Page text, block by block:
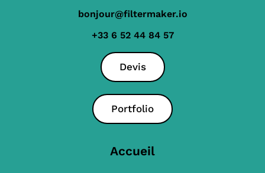
bonjour@filtermaker.io
+33 6 52 44 84 57
Devis
Portfolio
Accueil